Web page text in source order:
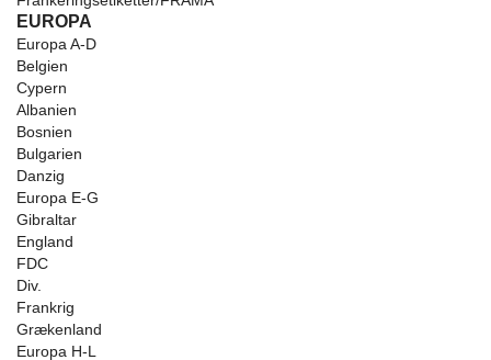
EUROPA
Europa A-D
Belgien
Cypern
Albanien
Bosnien
Bulgarien
Danzig
Europa E-G
Gibraltar
England
FDC
Div.
Frankrig
Grækenland
Europa H-L